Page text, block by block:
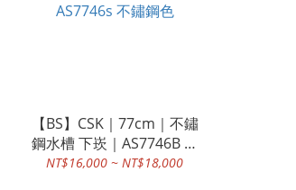
【BS】CSK｜77cm｜不鏽
鋼水槽 下崁｜AS7746B 鈦
灰色｜泡茶 含洗杯器｜
NT$16,000 ~ NT$18,000